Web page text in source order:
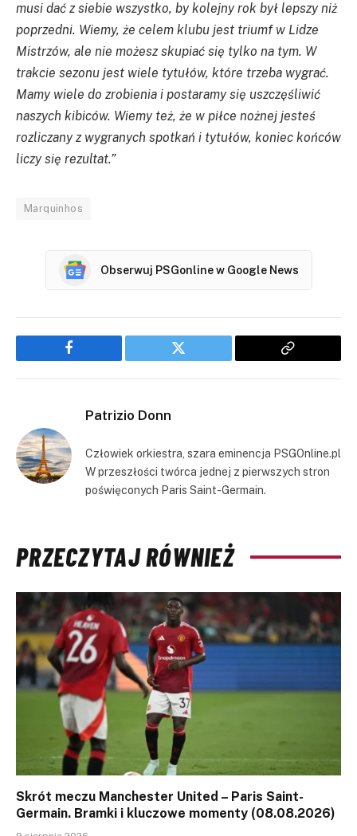
musi dać z siebie wszystko, by kolejny rok był lepszy niż
poprzedni. Wiemy, że celem klubu jest triumf w Lidze
Mistrzów, ale nie możesz skupiać się tylko na tym. W
trakcie sezonu jest wiele tytułów, które trzeba wygrać.
Mamy wiele do zrobienia i postaramy się uszczęśliwić
naszych kibiców. Wiemy też, że w piłce nożnej jesteś
rozliczany z wygranych spotkań i tytułów, koniec końców
liczy się rezultat.”
Marquinhos
Obserwuj PSGonline w Google News
Facebook Twitter
Copy
Patrizio Donn
Człowiek orkiestra, szara eminencja PSGOnline.pl
W przeszłości twórca jednej z pierwszych stron
poświęconych Paris Saint-Germain.
PRZECZYTAJ RÓWNIEŻ
Skrót meczu Manchester United – Paris Saint-
Germain. Bramki i kluczowe momenty (08.08.2026)